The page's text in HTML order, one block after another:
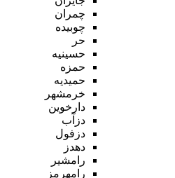
چمران
چوبیده
حر
حسینیه
حمزه
حمیدیه
خرمشهر
دارخوین
دزآب
دزفول
دهدز
رامشیر
رامهرمز